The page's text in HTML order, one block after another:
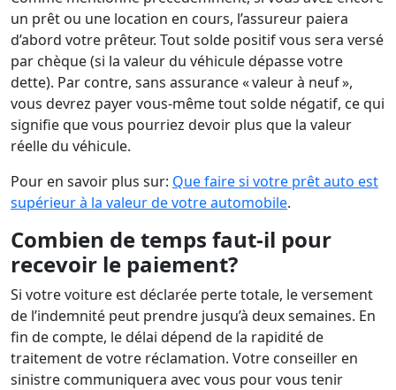
un prêt ou une location en cours, l’assureur paiera
d’abord votre prêteur. Tout solde positif vous sera versé
par chèque (si la valeur du véhicule dépasse votre
dette). Par contre, sans assurance « valeur à neuf »,
vous devrez payer vous-même tout solde négatif, ce qui
signifie que vous pourriez devoir plus que la valeur
réelle du véhicule.
Pour en savoir plus sur: Que faire si votre prêt auto est
supérieur à la valeur de votre automobile.
Combien de temps faut-il pour
recevoir le paiement?
Si votre voiture est déclarée perte totale, le versement
de l’indemnité peut prendre jusqu’à deux semaines. En
fin de compte, le délai dépend de la rapidité de
traitement de votre réclamation. Votre conseiller en
sinistre communiquera avec vous pour vous tenir